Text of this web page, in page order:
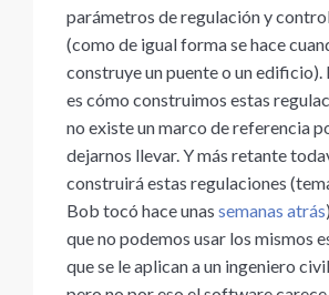
parámetros de regulación y
(como de igual forma se hace
construye un puente o un edificio).
es cómo construimos estas
no existe un marco de referencia
dejarnos llevar. Y más retante
construirá estas regulaciones
Bob tocó hace unas semanas atrás
que no podemos usar los mismos
que se le aplican a un ingeniero